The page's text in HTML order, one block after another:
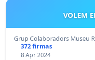
VOLEM
Grup Colaboradors Museu
372 firmas
8 Apr 2024